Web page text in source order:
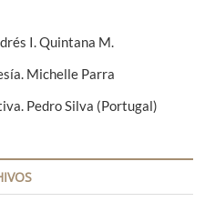
I. Quintana M.
Michelle Parra
Pedro Silva (Portugal)